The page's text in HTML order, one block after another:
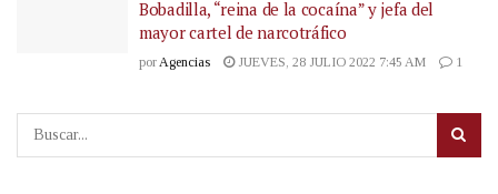
Bobadilla, “reina de la cocaína” y jefa del
mayor cartel de narcotráfico
por Agencias JUEVES, 28 JULIO 2022 7:45 AM 1